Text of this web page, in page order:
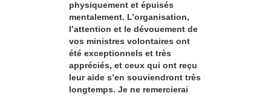
physiquement et épuisés
mentalement. L’organisation,
l’attention et le dévouement de
vos ministres volontaires ont
été exceptionnels et très
appréciés, et ceux qui ont reçu
leur aide s’en souviendront très
longtemps. Je ne remercierai